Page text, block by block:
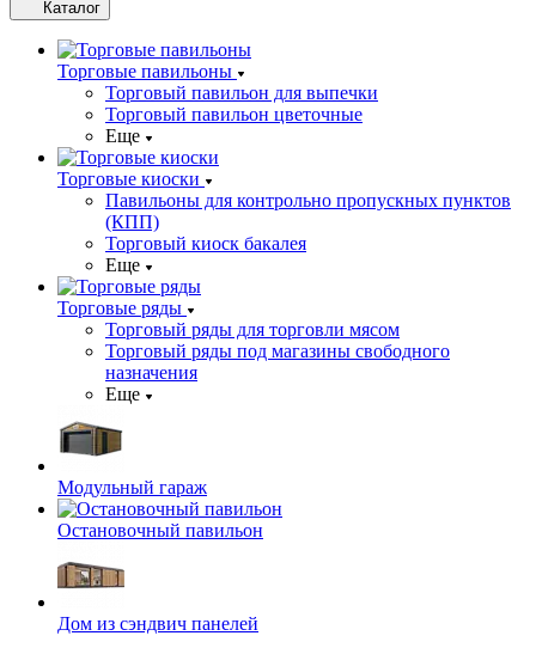
Каталог
Торговые павильоны
Торговый павильон для выпечки
Торговый павильон цветочные
Еще
Торговые киоски
Павильоны для контрольно пропускных пунктов
(КПП)
Торговый киоск бакалея
Еще
Торговые ряды
Торговый ряды для торговли мясом
Торговый ряды под магазины свободного
назначения
Еще
Модульный гараж
Остановочный павильон
Дом из сэндвич панелей